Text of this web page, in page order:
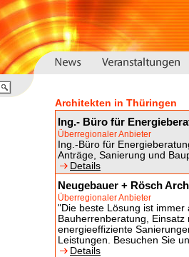
Architekten in Thüringen
Ing.- Büro für
Überregionaler Anbieter
Ing.-Büro für
Anträge, Sanierung und
Details
Neugebauer + Rösch
Überregionaler Anbieter
"Die beste Lösung ist
Bauherrenberatung,
energieeffiziente
Leistungen. Besuchen Sie
Details